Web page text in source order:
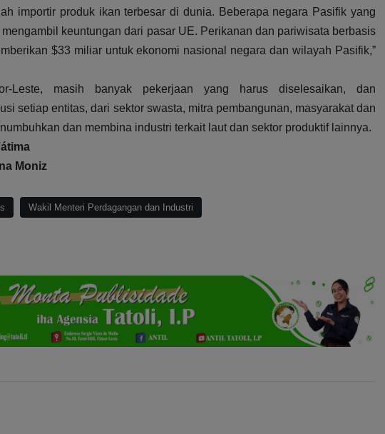
importir produk ikan terbesar di dunia. Beberapa negara Pasifik yang
keuntungan dari pasar UE. Perikanan dan pariwisata berbasis
$33 miliar untuk ekonomi nasional negara dan wilayah Pasifik,”
Leste, masih banyak pekerjaan yang harus diselesaikan, dan
setiap entitas, dari sektor swasta, mitra pembangunan, masyarakat dan
dan membina industri terkait laut dan sektor produktif lainnya.
Moniz
Wakil Menteri Perdagangan dan Industri